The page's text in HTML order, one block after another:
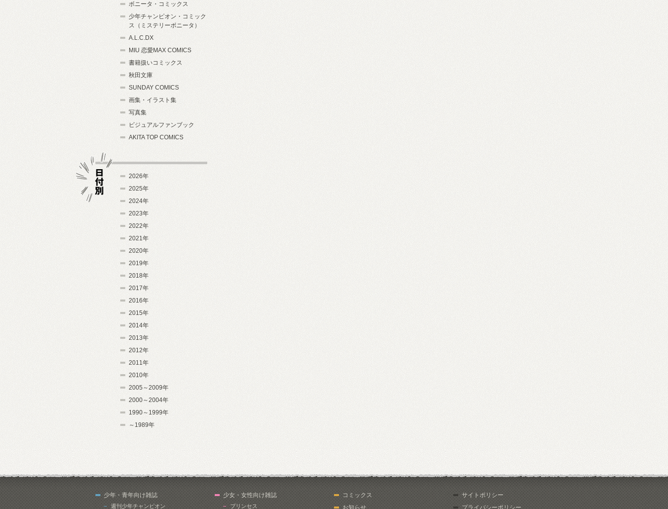
ボニータ・コミックス
少年チャンピオン・コミック
ス（ミステリーボニータ）
A.L.C.DX
MIU 恋愛MAX COMICS
書籍扱いコミックス
秋田文庫
SUNDAY COMICS
画集・イラスト集
写真集
ビジュアルファンブック
AKITA TOP COMICS
2026年
2025年
2024年
2023年
2022年
2021年
2020年
2019年
2018年
2017年
2016年
2015年
2014年
2013年
2012年
2011年
2010年
2005～2009年
2000～2004年
1990～1999年
～1989年
少年・青年向け雑誌
週刊少年チャンピオン
少女・女性向け雑誌
プリンセス
コミックス
お知らせ
サイトポリシー
プライバシーポリシー